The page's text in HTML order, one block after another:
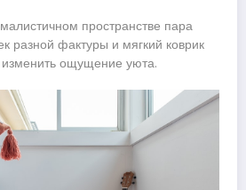
пространстве пара
разной фактуры и мягкий коврик
ощущение уюта.